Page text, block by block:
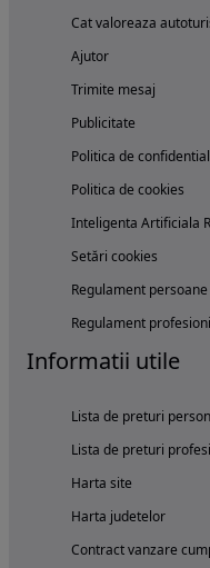
Cat valoreaza
Ajutor
Trimite mesaj
Publicitate
Politica de
Politica de cookies
Inteligenta Artificiala
Setări cookies
Regulament
Regulament
Informatii utile
Lista de preturi
Lista de preturi
Harta site
Harta judetelor
Contract vanzare